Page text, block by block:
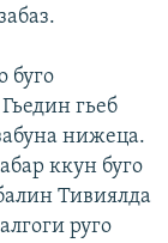
буго
гьеб
нижеца.
ккун буго
Тивиялда
руго